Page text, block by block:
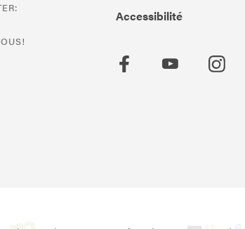
Accessibilité